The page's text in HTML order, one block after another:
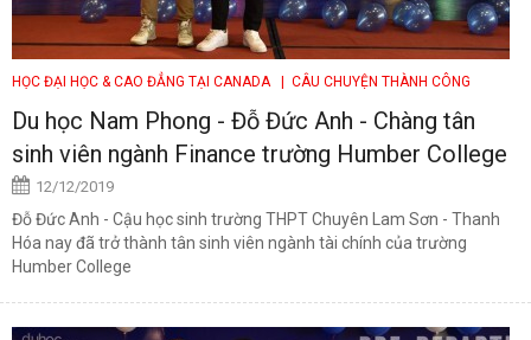
HỌC ĐẠI HỌC & CAO ĐẲNG TẠI CANADA | CÂU CHUYỆN THÀNH CÔNG
Du học Nam Phong - Đỗ Đức Anh - Chàng tân
sinh viên ngành Finance trường Humber College
12/12/2019
Đỗ Đức Anh - Cậu học sinh trường THPT Chuyên Lam Sơn - Thanh
Hóa nay đã trở thành tân sinh viên ngành tài chính của trường
Humber College